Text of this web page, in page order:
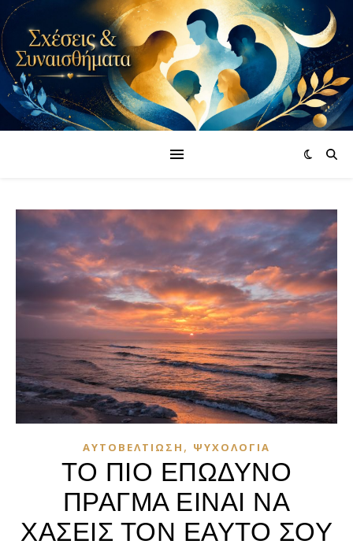
ΑΥΤΟΒΕΛΤΊΩΣΗ , ΨΥΧΟΛΟΓΊΑ
ΤΟ ΠΙΟ ΕΠΩΔΥΝΟ
ΠΡΑΓΜΑ ΕΙΝΑΙ ΝΑ
ΧΑΣΕΙΣ ΤΟΝ ΕΑΥΤΟ ΣΟΥ